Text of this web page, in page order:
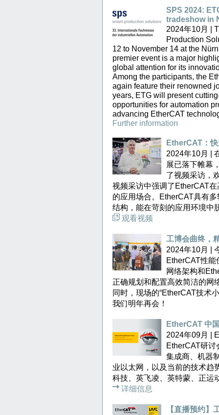
SPS 2024:
tradeshow in
2024年10月 |
Production
12 to November 14 at the
premier event is a major
global attention for its
Among the participants, the
again feature their renowned
years, ETG will present
opportunities for automation
advancing EtherCAT
Further information
EtherCAT：
2024年10月 |
展已落下帷幕
了视频采访，
视频采访中强调了EtherCAT
的应用场合。EtherCAT具有
结构，能在苛刻的应用环境中
观看视频
工博会曲终，
2024年10月 |
EtherCAT性
网络架构和
正确规划和配置高效简洁的网
同时，现场的“EtherCAT技术
我们明年再会！
EtherCAT 中
2024年09月 |
EtherCAT研
集成商、机器
业以太网，以及当前的技术趋
科技、英飞凌、英特蒙、正运
详细信息
【直播预约】